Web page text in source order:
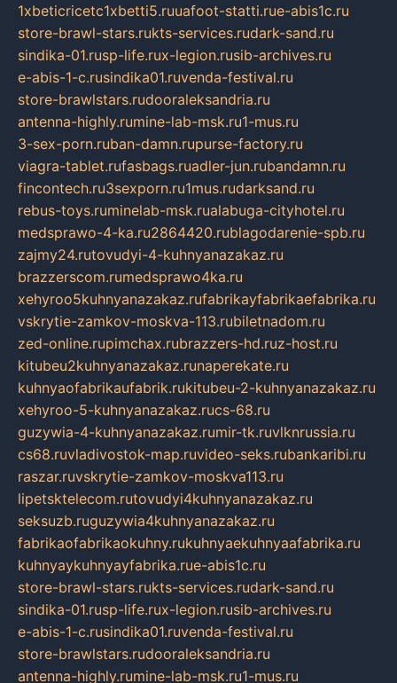
1xbeticricetc1xbetti5.ruuafoot-statti.rue-abis1c.ru
store-brawl-stars.rukts-services.rudark-sand.ru
sindika-01.rusp-life.rux-legion.rusib-archives.ru
e-abis-1-c.rusindika01.ruvenda-festival.ru
store-brawlstars.rudooraleksandria.ru
antenna-highly.rumine-lab-msk.ru1-mus.ru
3-sex-porn.ruban-damn.rupurse-factory.ru
viagra-tablet.rufasbags.ruadler-jun.rubandamn.ru
fincontech.ru3sexporn.ru1mus.rudarksand.ru
rebus-toys.ruminelab-msk.rualabuga-cityhotel.ru
medsprawo-4-ka.ru2864420.rublagodarenie-spb.ru
zajmy24.rutovudyi-4-kuhnyanazakaz.ru
brazzerscom.rumedsprawo4ka.ru
xehyroo5kuhnyanazakaz.rufabrikayfabrikaefabrika.ru
vskrytie-zamkov-moskva-113.rubiletnadom.ru
zed-online.rupimchax.rubrazzers-hd.ruz-host.ru
kitubeu2kuhnyanazakaz.runaperekate.ru
kuhnyaofabrikaufabrik.rukitubeu-2-kuhnyanazakaz.ru
xehyroo-5-kuhnyanazakaz.rucs-68.ru
guzywia-4-kuhnyanazakaz.rumir-tk.ruvlknrussia.ru
cs68.ruvladivostok-map.ruvideo-seks.rubankaribi.ru
raszar.ruvskrytie-zamkov-moskva113.ru
lipetsktelecom.rutovudyi4kuhnyanazakaz.ru
seksuzb.ruguzywia4kuhnyanazakaz.ru
fabrikaofabrikaokuhny.rukuhnyaekuhnyaafabrika.ru
kuhnyaykuhnyayfabrika.rue-abis1c.ru
store-brawl-stars.rukts-services.rudark-sand.ru
sindika-01.rusp-life.rux-legion.rusib-archives.ru
e-abis-1-c.rusindika01.ruvenda-festival.ru
store-brawlstars.rudooraleksandria.ru
antenna-highly.rumine-lab-msk.ru1-mus.ru